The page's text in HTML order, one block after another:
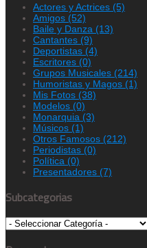
Actores y Actrices (5)
Amigos (52)
Baile y Danza (13)
Cantantes (9)
Deportistas (4)
Escritores (0)
Grupos Musicales (214)
Humoristas y Magos (1)
Mis Fotos (38)
Modelos (0)
Monarquia (3)
Músicos (1)
Otros Famosos (212)
Periodistas (0)
Política (0)
Presentadores (7)
Subcategorias